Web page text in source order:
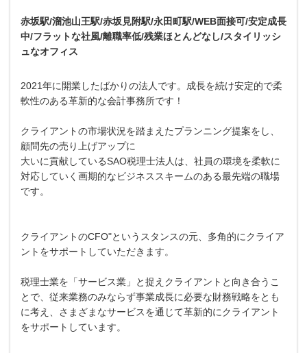
赤坂駅/溜池山王駅/赤坂見附駅/永田町駅/WEB面接可/安定成長
中/フラットな社風/離職率低/残業ほとんどなし/スタイリッシ
ュなオフィス
2021年に開業したばかりの法人です。成長を続け安定的で柔
軟性のある革新的な会計事務所です！
クライアントの市場状況を踏まえたプランニング提案をし、
顧問先の売り上げアップに
大いに貢献しているSAO税理士法人は、社員の環境を柔軟に
対応していく画期的なビジネススキームのある最先端の職場
です。
クライアントのCFO"というスタンスの元、多角的にクライア
ントをサポートしていただきます。
税理士業を「サービス業」と捉えクライアントと向き合うこ
とで、従来業務のみならず事業成長に必要な財務戦略をとも
に考え、さまざまなサービスを通じて革新的にクライアント
をサポートしています。